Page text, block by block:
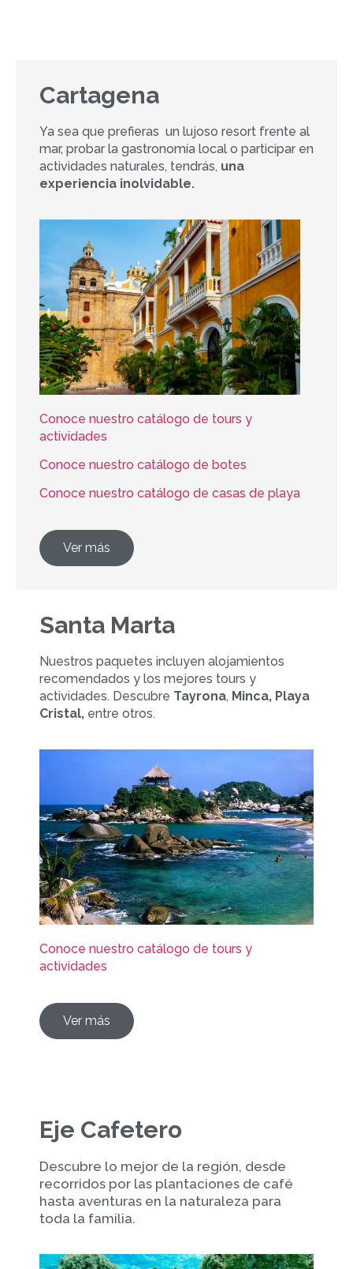
Cartagena
Ya sea que prefieras un lujoso resort frente al
mar, probar la gastronomía local o participar en
actividades naturales, tendrás, una
experiencia inolvidable.
Conoce nuestro catálogo de tours y
actividades
Conoce nuestro catálogo de botes
Conoce nuestro catálogo de casas de playa
Ver más
Santa Marta
Nuestros paquetes incluyen alojamientos
recomendados y los mejores tours y
actividades. Descubre Tayrona, Minca, Playa
Cristal, entre otros.
Conoce nuestro catálogo de tours y
actividades
Ver más
Eje Cafetero
Descubre lo mejor de la región, desde
recorridos por las plantaciones de café
hasta aventuras en la naturaleza para
toda la familia.